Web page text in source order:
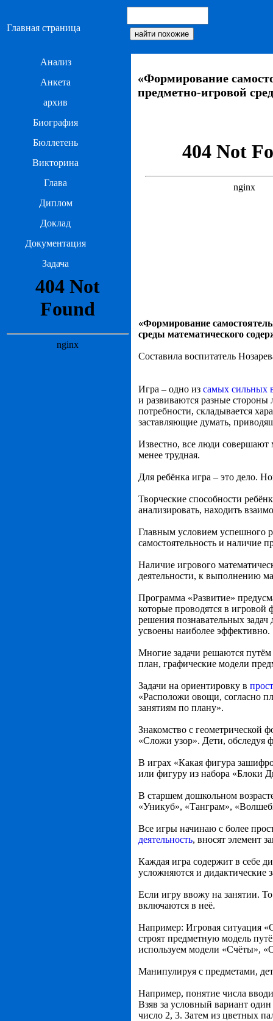
Главная страница
Анализ
Анкета
архив
Биография
Бюллетень
Викторина
Глава
Диплом
Доклад
Документация
Задача
«Формирование
предметно-игровой
«Формирование
среды математического
Составила воспитатель
Игра – одно из самых сильных
и развиваются разные стороны
потребности, складывается
заставляющие думать,
Известно, все люди совершают
менее трудная.
Для ребёнка игра – это дело.
Творческие способности
анализировать, находить
Главным условием успешного
самостоятельность и наличие
Наличие игрового
деятельности, к выполнению
Программа «Развитие»
которые проводятся в игровой
решения познавательных
усвоены наиболее эффективно.
Многие задачи решаются
план, графические модели
Задачи на ориентировку в
«Расположи овощи, согласно
занятиям по плану».
Знакомство с
«Сложи узор». Дети, обследуя
В играх «Какая фигура
или фигуру из набора «Блоки
В старшем дошкольном
«Уникуб», «Танграм»,
Все игры начинаю с более
деятельность, вносят элемент
Каждая игра содержит в себе
усложняются и дидактические
Если игру ввожу на занятии.
включаются в неё.
Например: Игровая ситуация
строят предметную модель
используем модели «Счёты»,
Манипулируя с предметами,
Например, понятие числа
Взяв за условный вариант
число 2, 3. Затем из цветных